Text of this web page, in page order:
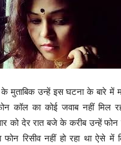
के मुताबिक उन्हें इस घटना के बारे
कॉल का कोई जवाब नहीं मिल
को देर रात बजे के करीब उन्हें
रिसीव नहीं हो रहा था ऐसे में